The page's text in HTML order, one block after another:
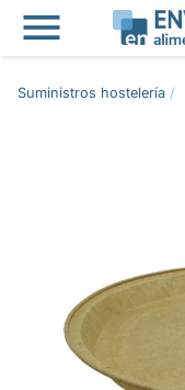

Suministros hostelería